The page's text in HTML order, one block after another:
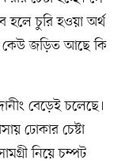
হলে চুরি হওয়া অর্থ
কেউ জড়িত আছে কি
বেড়েই চলেছে।
ঢোকার চেষ্টা
নিয়ে চম্পট